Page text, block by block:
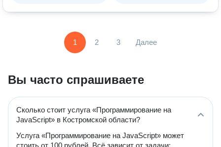
1 2 3 Далее
Вы часто спрашиваете
Сколько стоит услуга «Программирование на
JavaScript» в Костромской области?
Услуга «Программирование на JavaScript» может
стоить от 100 рублей. Всё зависит от задачи: